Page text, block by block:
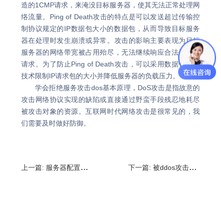
造的1CMP请求，来淹没目标服务器，使其无法正常处理网
络流量。Ping of Death攻击的特点是可以发送超过传输控
制协议规定的IP数据包大小的数据包，从而导致目标服务
器在处理时发生崩溃或异常。攻击的影响主要表现为目标
服务器的网络带宽被占用殆尽，无法继续响应合法用户的
请求。为了防止Ping of Death攻击，可以采用数据包过滤
技术限制IP请求包的大小并降低服务器的负载压力。
学会拒绝服务攻击dos基本原理，DoS攻击是指故意的
攻击网络协议实现的缺陷或直接通过野蛮手段残忍地耗尽
被攻击对象的资源。互联网时代网络攻击是很常见的，我
们需要及时做好防御。
上一篇: 服务器配置参数怎么看?云服务器的基本配置 下一篇:被ddos攻击后的现象是什么?被ddos攻击多久能恢复